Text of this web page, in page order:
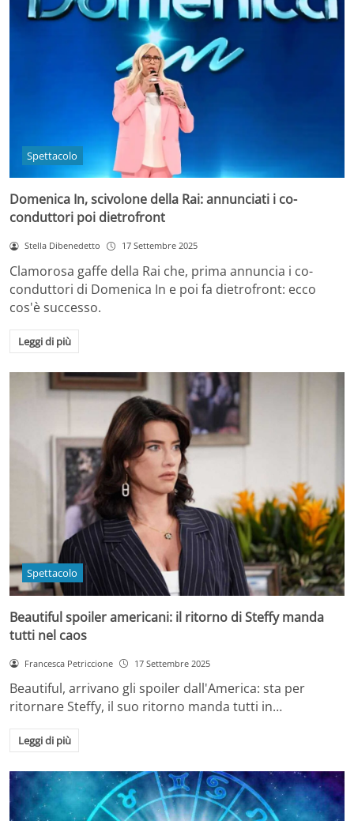
Spettacolo
Domenica In, scivolone della Rai: annunciati i co-
conduttori poi dietrofront
Stella Dibenedetto 17 Settembre 2025
Clamorosa gaffe della Rai che, prima annuncia i co-
conduttori di Domenica In e poi fa dietrofront: ecco
cos'è successo.
Leggi di più
Spettacolo
Beautiful spoiler americani: il ritorno di Steffy manda
tutti nel caos
Francesca Petriccione 17 Settembre 2025
Beautiful, arrivano gli spoiler dall'America: sta per
ritornare Steffy, il suo ritorno manda tutti in…
Leggi di più